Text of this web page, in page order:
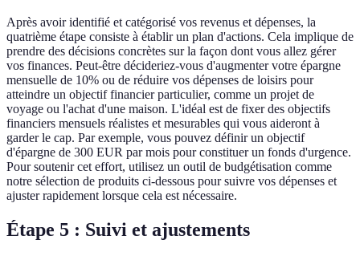
Après avoir identifié et catégorisé vos revenus et dépenses, la
quatrième étape consiste à établir un plan d'actions. Cela implique de
prendre des décisions concrètes sur la façon dont vous allez gérer
vos finances. Peut-être décideriez-vous d'augmenter votre épargne
mensuelle de 10% ou de réduire vos dépenses de loisirs pour
atteindre un objectif financier particulier, comme un projet de
voyage ou l'achat d'une maison. L'idéal est de fixer des objectifs
financiers mensuels réalistes et mesurables qui vous aideront à
garder le cap. Par exemple, vous pouvez définir un objectif
d'épargne de 300 EUR par mois pour constituer un fonds d'urgence.
Pour soutenir cet effort, utilisez un outil de budgétisation comme
notre sélection de produits ci-dessous pour suivre vos dépenses et
ajuster rapidement lorsque cela est nécessaire.
Étape 5 : Suivi et ajustements